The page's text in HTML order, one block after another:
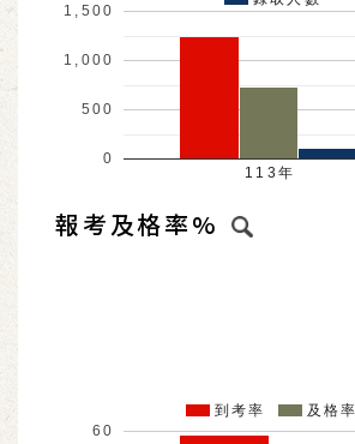
113年
0
500
1,000
1,500
報考及格率%
到考率 及格率
60